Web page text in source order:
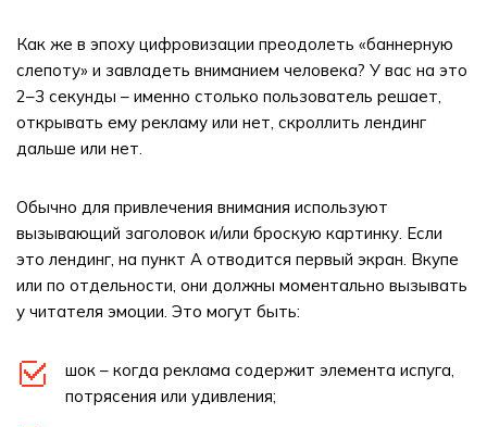
Как же в эпоху цифровизации преодолеть «баннерную
слепоту» и завладеть вниманием человека? У вас на это
2–3 секунды – именно столько пользователь решает,
открывать ему рекламу или нет, скроллить лендинг
дальше или нет.
Обычно для привлечения внимания используют
вызывающий заголовок и/или броскую картинку. Если
это лендинг, на пункт A отводится первый экран. Вкупе
или по отдельности, они должны моментально вызывать
у читателя эмоции. Это могут быть:
шок – когда реклама содержит элемента испуга,
потрясения или удивления;